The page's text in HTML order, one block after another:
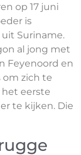
op 17 juni
is
Suriname.
al jong met
Feyenoord en
om zich te
het eerste
te kijken. Die